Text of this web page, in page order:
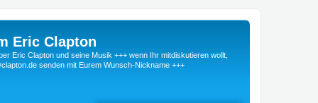
Eric Clapton
Eric Clapton und seine Musik +++ wenn Ihr mitdiskutieren wollt,
senden mit Eurem Wunsch-Nickname +++